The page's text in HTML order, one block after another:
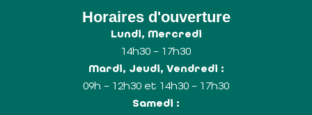
Horaires d'ouverture
Lundi, Mercredi
14h30 – 17h30
Mardi, Jeudi, Vendredi :
09h – 12h30 et 14h30 – 17h30
Samedi :